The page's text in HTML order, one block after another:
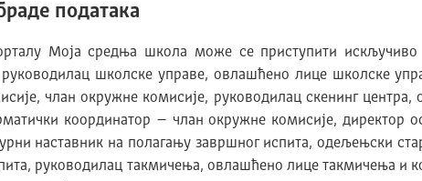
података
Моја средња школа може се приступити
руководилац школске управе, овлашћено лице школске
члан окружне комисије, руководилац скенинг
координатор – члан окружне комисије,
наставник на полагању завршног испита, одељењски
руководилац такмичења, овлашћено лице такмичења и